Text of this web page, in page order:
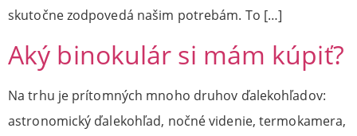
skutočne zodpovedá našim potrebám. To […]
Aký binokulár si mám kúpiť?
Na trhu je prítomných mnoho druhov ďalekohľadov:
astronomický ďalekohľad, nočné videnie, termokamera,